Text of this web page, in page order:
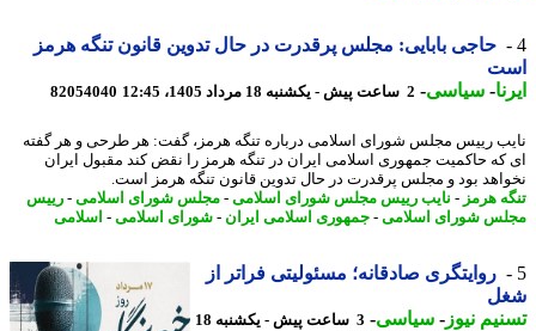
حاجی بابایی: مجلس پرقدرت در حال تدوین قانون تنگه هرمز
-سیاسی-2 ساعت پیش - یکشنبه 18 مرداد 1405، 12:45 82054040
رییس مجلس شورای اسلامی درباره تنگه هرمز، گفت: هر طرحی و هر گفته
حاکمیت جمهوری اسلامی ایران در تنگه هرمز را نقض کند مقبول ایران
بود و مجلس پرقدرت در حال تدوین قانون تنگه هرمز است.
هرمز- نایب رییس مجلس شورای اسلامی-مجلس شورای اسلامی-رییس
شورای اسلامی-جمهوری اسلامی ایران - شورای اسلامی-اسلامی
روایتگری صادقانه؛ مسئولیتی فراتر از
نیوز-سیاسی-
3 ساعت پیش - یکشنبه 18